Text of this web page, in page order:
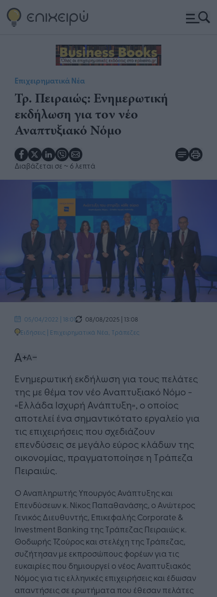
Επιχειρηματικά Νέα
Τρ. Πειραιώς: Ενημερωτική
εκδήλωση για τον νέο
Αναπτυξιακό Νόμο
Διαβάζεται σε ~ 6 λεπτά
05/04/2022 | 18:01
08/08/2025 | 13:08
Ειδήσεις | Επιχειρηματικά Νέα Τράπεζες
Eνημερωτική εκδήλωση για τους πελάτες
της με θέμα τον νέο Αναπτυξιακό Νόμο -
«Ελλάδα Ισχυρή Ανάπτυξη», ο οποίος
αποτελεί ένα σημαντικότατο εργαλείο για
τις επιχειρήσεις που σχεδιάζουν
επενδύσεις σε μεγάλο εύρος κλάδων της
οικονομίας, πραγματοποίησε η Τράπεζα
Πειραιώς.
Ο Αναπληρωτής Υπουργός Ανάπτυξης και
Επενδύσεων κ. Νίκος Παπαθανάσης, ο Ανώτερος
Γενικός Διευθυντής, Επικεφαλής Corporate &
Investment Banking της Τράπεζας Πειραιώς κ.
Θοδωρής Τζούρος και στελέχη της Τράπεζας,
συζήτησαν με εκπροσώπους φορέων για τις
ευκαιρίες που δημιουργεί ο νέος Αναπτυξιακός
Νόμος για τις ελληνικές επιχειρήσεις και έδωσαν
απαντήσεις σε ερωτήματα που έθεσαν πελάτες